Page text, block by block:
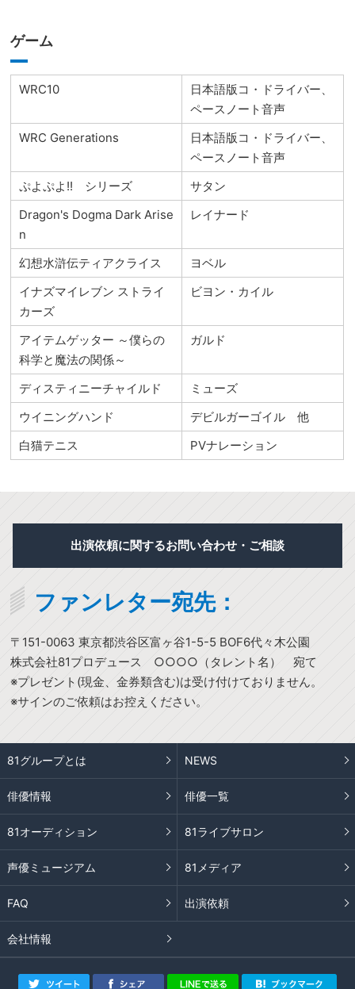
ゲーム
WRC10
日本語版コ・ドライバー、
ペースノート音声
WRC Generations
日本語版コ・ドライバー、
ペースノート音声
ぷよぷよ!! シリーズ
サタン
Dragon's Dogma Dark Arise
n
レイナード
幻想水滸伝ティアクライス
ヨベル
イナズマイレブン ストライ
カーズ
ビヨン・カイル
アイテムゲッター ～僕らの
科学と魔法の関係～
ガルド
ディスティニーチャイルド
ミューズ
ウイニングハンド
デビルガーゴイル 他
白猫テニス
PVナレーション
出演依頼に関するお問い合わせ・ご相談
ファンレター宛先：
〒151-0063 東京都渋谷区富ヶ谷1-5-5 BOF6代々木公園
株式会社81プロデュース ○○○○（タレント名） 宛て
※プレゼント(現金、金券類含む)は受け付けておりません。
※サインのご依頼はお控えください。
81グループとは NEWS
俳優情報 俳優一覧
81オーディション 81ライブサロン
声優ミュージアム 81メディア
FAQ 出演依頼
会社情報